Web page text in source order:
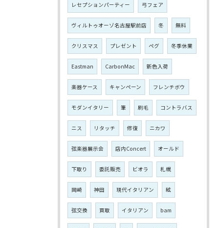
レセプションパーティー 弓フェア
ヴィルトゥオーゾ名古屋駅前店 冬 無料
クリスマス プレゼント ペグ 冬季休業
Eastman CarbonMac 新色入荷
楽器ケース キャンペーン フレンチボウ
モダンイタリー 筆 刷毛 コントラバス
ニス リタッチ 修復 ニカワ
弦楽器展示会 店内Concert オールド
下取り 委託販売 ビオラ 札幌
岡崎 神田 現代イタリアン 絃
弦交換 買取 イタリアン bam